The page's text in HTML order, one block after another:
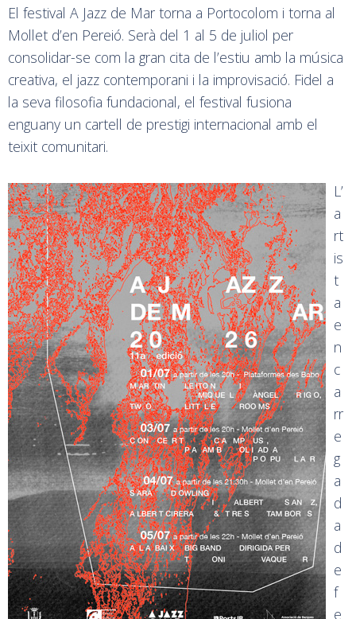
El festival A Jazz de Mar torna a Portocolom i torna al
Mollet d’en Pereió. Serà del 1 al 5 de juliol per
consolidar-se com la gran cita de l’estiu amb la música
creativa, el jazz contemporani i la improvisació. Fidel a
la seva filosofia fundacional, el festival fusiona
enguany un cartell de prestigi internacional amb el
teixit comunitari.
L’
a
rt
is
t
a
e
n
c
a
rr
e
g
a
d
a
d
e
f
e